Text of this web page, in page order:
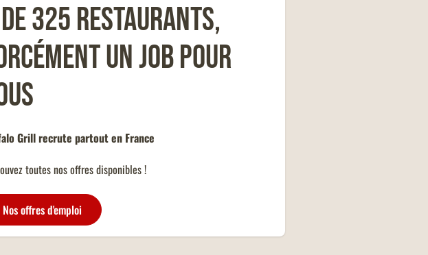
de
dans la
325 restaurants,
un job pour
Grill recrute partout en France
toutes nos offres disponibles !
Nos offres d'emploi